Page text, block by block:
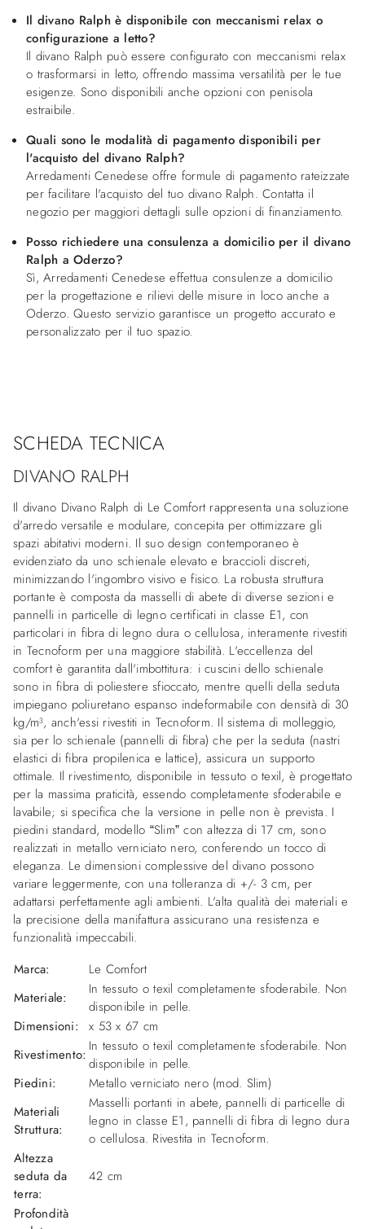
Il divano Ralph è disponibile con meccanismi relax o
configurazione a letto?
Il divano Ralph può essere configurato con meccanismi relax
o trasformarsi in letto, offrendo massima versatilità per le tue
esigenze. Sono disponibili anche opzioni con penisola
estraibile.
Quali sono le modalità di pagamento disponibili per
l'acquisto del divano Ralph?
Arredamenti Cenedese offre formule di pagamento rateizzate
per facilitare l'acquisto del tuo divano Ralph. Contatta il
negozio per maggiori dettagli sulle opzioni di finanziamento.
Posso richiedere una consulenza a domicilio per il divano
Ralph a Oderzo?
Sì, Arredamenti Cenedese effettua consulenze a domicilio
per la progettazione e rilievi delle misure in loco anche a
Oderzo. Questo servizio garantisce un progetto accurato e
personalizzato per il tuo spazio.
SCHEDA TECNICA
DIVANO RALPH
Il divano Divano Ralph di Le Comfort rappresenta una soluzione
d'arredo versatile e modulare, concepita per ottimizzare gli
spazi abitativi moderni. Il suo design contemporaneo è
evidenziato da uno schienale elevato e braccioli discreti,
minimizzando l'ingombro visivo e fisico. La robusta struttura
portante è composta da masselli di abete di diverse sezioni e
pannelli in particelle di legno certificati in classe E1, con
particolari in fibra di legno dura o cellulosa, interamente rivestiti
in Tecnoform per una maggiore stabilità. L'eccellenza del
comfort è garantita dall'imbottitura: i cuscini dello schienale
sono in fibra di poliestere sfioccato, mentre quelli della seduta
impiegano poliuretano espanso indeformabile con densità di 30
kg/m³, anch'essi rivestiti in Tecnoform. Il sistema di molleggio,
sia per lo schienale (pannelli di fibra) che per la seduta (nastri
elastici di fibra propilenica e lattice), assicura un supporto
ottimale. Il rivestimento, disponibile in tessuto o texil, è progettato
per la massima praticità, essendo completamente sfoderabile e
lavabile; si specifica che la versione in pelle non è prevista. I
piedini standard, modello “Slim” con altezza di 17 cm, sono
realizzati in metallo verniciato nero, conferendo un tocco di
eleganza. Le dimensioni complessive del divano possono
variare leggermente, con una tolleranza di +/- 3 cm, per
adattarsi perfettamente agli ambienti. L'alta qualità dei materiali e
la precisione della manifattura assicurano una resistenza e
funzionalità impeccabili.
Marca:
Le Comfort
Materiale:
In tessuto o texil completamente sfoderabile. Non
disponibile in pelle.
Dimensioni:
x 53 x 67 cm
Rivestimento: In tessuto o texil completamente sfoderabile. Non
disponibile in pelle.
Piedini:
Metallo verniciato nero (mod. Slim)
Materiali
Struttura:
Masselli portanti in abete, pannelli di particelle di
legno in classe E1, pannelli di fibra di legno dura
o cellulosa. Rivestita in Tecnoform.
Altezza
seduta da
terra:
42 cm
Profondità